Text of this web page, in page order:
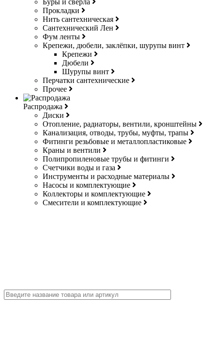
Буры и свёрла
Прокладки
Нить сантехническая
Сантехнический Лен
Фум ленты
Крепежи, дюбели, заклёпки, шурупы винт
Крепежи
Дюбели
Шурупы винт
Перчатки сантехнические
Прочее
Распродажа
Диски
Отопление, радиаторы, вентили, кронштейны
Канализация, отводы, трубы, муфты, трапы
Фитинги резьбовые и металлопластиковые
Краны и вентили
Полипропиленовые трубы и фитинги
Счетчики воды и газа
Инструменты и расходные материалы
Насосы и комплектующие
Коллекторы и комплектующие
Смесители и комплектующие